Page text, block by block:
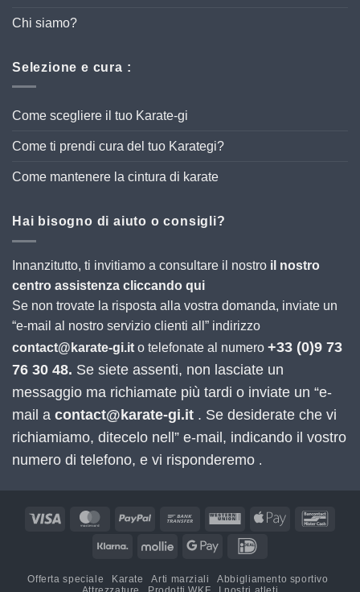
Chi siamo?
Selezione e cura :
Come scegliere il tuo Karate-gi
Come ti prendi cura del tuo Karategi?
Come mantenere la cintura di karate
Hai bisogno di aiuto o consigli?
Innanzitutto, ti invitiamo a consultare il nostro il nostro
centro assistenza cliccando qui
Se non trovate la risposta alla vostra domanda, inviate un
“e-mail al nostro servizio clienti all” indirizzo
contact@karate-gi.it o telefonate al numero +33 (0)9 73
76 30 48. Se siete assenti, non lasciate un
messaggio ma richiamate più tardi o inviate un “e-
mail a contact@karate-gi.it . Se desiderate che vi
richiamiamo, ditecelo nell” e-mail, indicando il vostro
numero di telefono, e vi risponderemo .
Visa MasterCardPayPal
Bonifico
bancario
Western
Union
Apple
Klarna Mollie
Google
Offerta speciale Karate Arti marziali
Abbigliamento sportivo